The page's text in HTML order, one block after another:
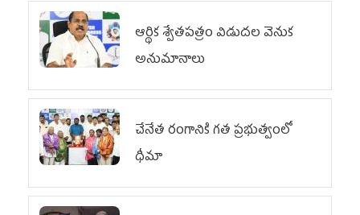
ఆర్థిక శ్వేతపత్రం విడుదల వెనుక
అనుమానాలు
చేనేత రంగానికి గత ప్రభుత్వంలో
ధీమా